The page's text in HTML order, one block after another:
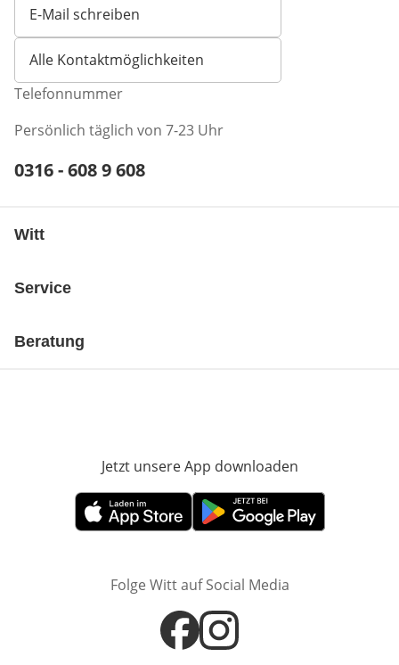
E-Mail schreiben
Öffnet E-Mail-Client
Alle Kontaktmöglichkeiten
Telefonnummer
Persönlich täglich von 7-23 Uhr
Telefonnummer:
0316 - 608 9 608
Witt
Service
Beratung
Jetzt unsere App downloaden
Öffnet in neuem FensterÖffnet in neuem Fenster
Folge Witt auf Social Media
Öffnet in neuem Fenster
Öffnet in neuem Fenster